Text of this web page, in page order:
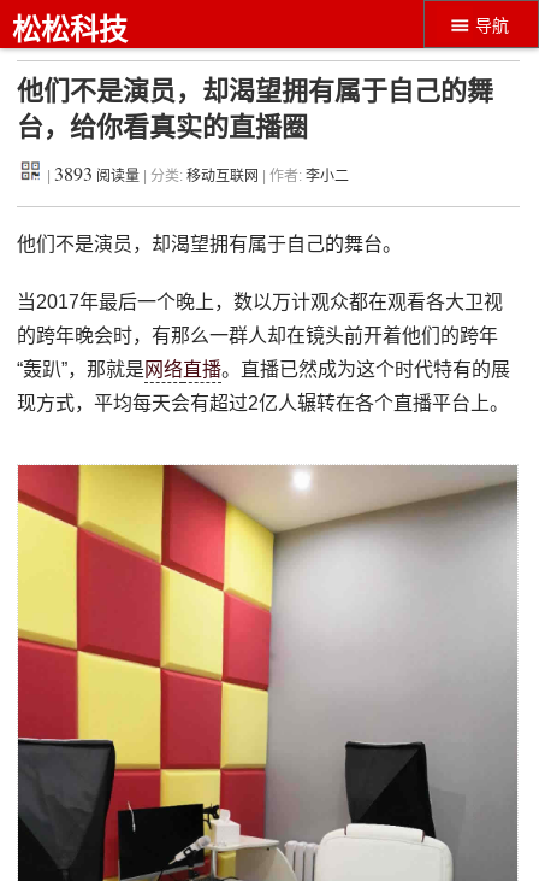
导航
松松科技
他们不是演员，却渴望拥有属于自己的舞
台，给你看真实的直播圈
3893 阅读量 | 分类:移动互联网 | 作者:李小二
他们不是演员，却渴望拥有属于自己的舞台。
当2017年最后一个晚上，数以万计观众都在观看各大卫视
的跨年晚会时，有那么一群人却在镜头前开着他们的跨年
“轰趴”，那就是 网络直播。直播已然成为这个时代特有的展
现方式，平均每天会有超过2亿人辗转在各个直播平台上。